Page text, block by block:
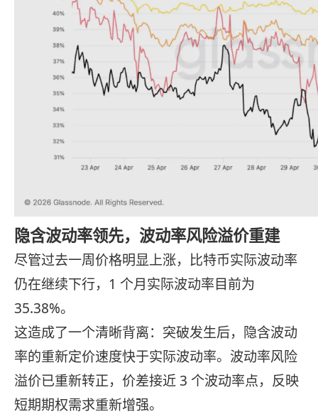
隐含波动率领先，波动率风险溢价重建
尽管过去一周价格明显上涨，比特币实际波动率
仍在继续下行，1 个月实际波动率目前为
35.38%。
这造成了一个清晰背离：突破发生后，隐含波动
率的重新定价速度快于实际波动率。波动率风险
溢价已重新转正，价差接近 3 个波动率点，反映
短期期权需求重新增强。